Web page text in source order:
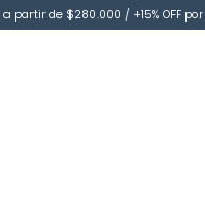
partir de $280.000 / +15% OFF